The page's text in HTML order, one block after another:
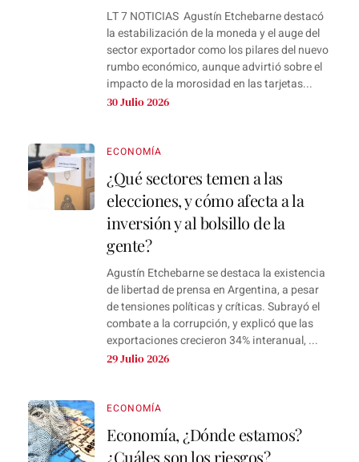
LT 7 NOTICIAS Agustín Etchebarne destacó
la estabilización de la moneda y el auge del
sector exportador como los pilares del nuevo
rumbo económico, aunque advirtió sobre el
impacto de la morosidad en las tarjetas...
30 Julio 2026
ECONOMÍA
¿Qué sectores temen a las
elecciones, y cómo afecta a la
inversión y al bolsillo de la
gente?
Agustín Etchebarne se destaca la existencia
de libertad de prensa en Argentina, a pesar
de tensiones políticas y críticas. Subrayó el
combate a la corrupción, y explicó que las
exportaciones crecieron 34% interanual, ...
29 Julio 2026
ECONOMÍA
Economía, ¿Dónde estamos?
¿Cuáles son los riesgos?